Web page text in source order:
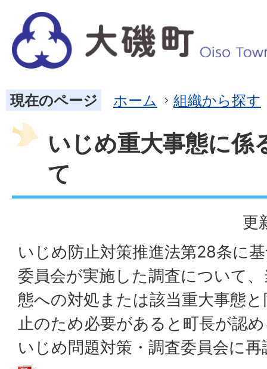
現在のページ ホーム 組織から探す
いじめ重大事態に係
て
更
いじめ防止対策推進法第28条に
委員会が実施した調査について
態への対処または該当重大事態
止のため必要があると町長が認
いじめ問題対策・調査委員会に